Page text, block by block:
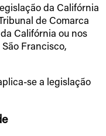
da Califórnia
de Comarca
Califórnia ou nos
Francisco,
se a legislação